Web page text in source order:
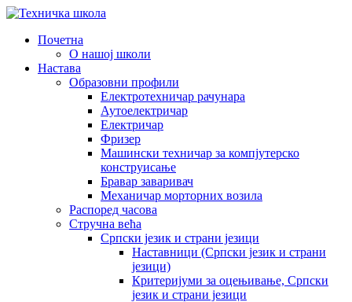
Почетна
О нашој школи
Настава
Образовни профили
Електротехничар рачунара
Аутоелектричар
Електричар
Фризер
Машински техничар за компјутерско
конструисање
Бравар заваривач
Механичар морторних возила
Распоред часова
Стручна већа
Српски језик и страни језици
Наставници (Српски језик и страни
језици)
Критеријуми за оцењивање, Српски
језик и страни језици